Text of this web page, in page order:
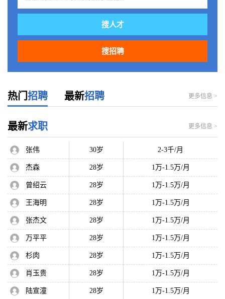
搜人才
搜招聘
热门 招聘 最新招聘 更多信息 >
最新求职 更多信息 >
张伟 30岁 2-3千/月
杰森 28岁 1万-1.5万/月
曾绍云 28岁 1万-1.5万/月
王海明 28岁 1万-1.5万/月
张杰文 28岁 1万-1.5万/月
万平平 28岁 1万-1.5万/月
杉肉 28岁 1万-1.5万/月
肖玉贵 28岁 1万-1.5万/月
陆宣潼 28岁 1万-1.5万/月